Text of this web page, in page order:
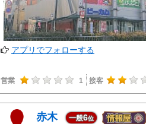
アプリでフォローする
営業 1 接客
赤木 一般6位